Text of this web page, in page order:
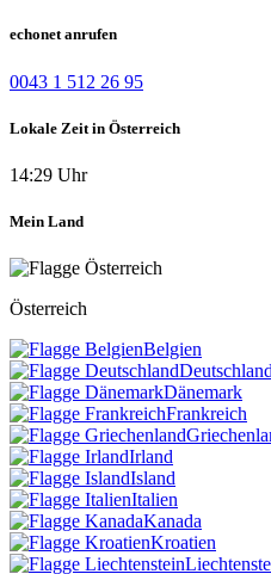
echonet anrufen
0043 1 512 26 95
Lokale Zeit in Österreich
14:29 Uhr
Mein Land
Österreich
Belgien
Deutschland
Dänemark
Frankreich
Irland
Island
Italien
Kanada
Kroatien